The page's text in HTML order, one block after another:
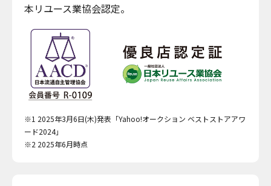
本リユース業協会認定。
※1 2025年3月6日(木)発表「Yahoo!オークション ベストストアアワ
ード2024」
※2 2025年6月時点